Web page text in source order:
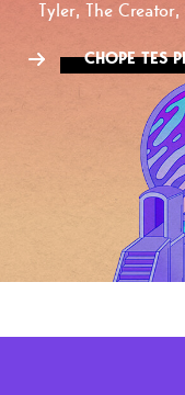
Tyler, The
CHOPE TES